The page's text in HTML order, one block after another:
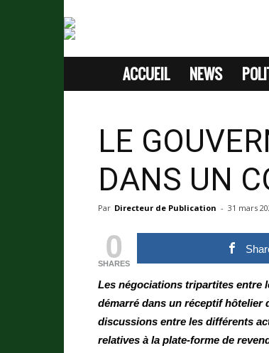
SITE
SANS
PASSION
ACCUEIL NEWS
LE
DANS UN
Par Directeur de Publication - 31 mars
0
SHARES
Les négociations tripartites entre
démarré dans un réceptif hôtelier
discussions entre les différents
relatives à la plate-forme de